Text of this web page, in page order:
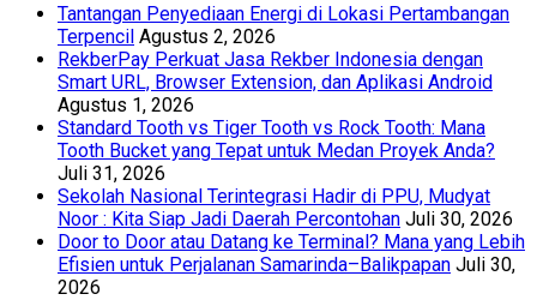
Tantangan Penyediaan Energi di Lokasi Pertambangan
Terpencil Agustus 2, 2026
RekberPay Perkuat Jasa Rekber Indonesia dengan
Smart URL, Browser Extension, dan Aplikasi Android
Agustus 1, 2026
Standard Tooth vs Tiger Tooth vs Rock Tooth: Mana
Tooth Bucket yang Tepat untuk Medan Proyek Anda?
Juli 31, 2026
Sekolah Nasional Terintegrasi Hadir di PPU, Mudyat
Noor : Kita Siap Jadi Daerah Percontohan Juli 30, 2026
Door to Door atau Datang ke Terminal? Mana yang Lebih
Efisien untuk Perjalanan Samarinda–Balikpapan Juli 30,
2026